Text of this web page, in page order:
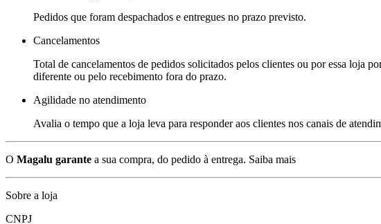
Pedidos que foram despachados e entregues no prazo previsto.
Cancelamentos
Total de cancelamentos de pedidos solicitados pelos clientes ou por essa loja
diferente ou pelo recebimento fora do prazo.
Agilidade no atendimento
Avalia o tempo que a loja leva para responder aos clientes nos canais de
O Magalu garante a sua compra, do pedido à entrega. Saiba mais
Sobre a loja
CNPJ